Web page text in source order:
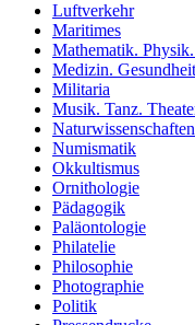
Luftverkehr
Maritimes
Mathematik.
Medizin. Gesundheit
Militaria
Musik. Tanz.
Naturwissenschaften
Numismatik
Okkultismus
Ornithologie
Pädagogik
Paläontologie
Philatelie
Philosophie
Photographie
Politik